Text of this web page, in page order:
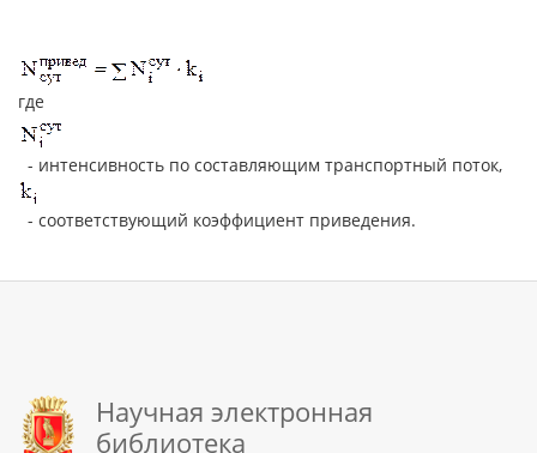
где
- интенсивность по составляющим транспортный поток,
- соответствующий коэффициент приведения.
Научная электронная
библиотека